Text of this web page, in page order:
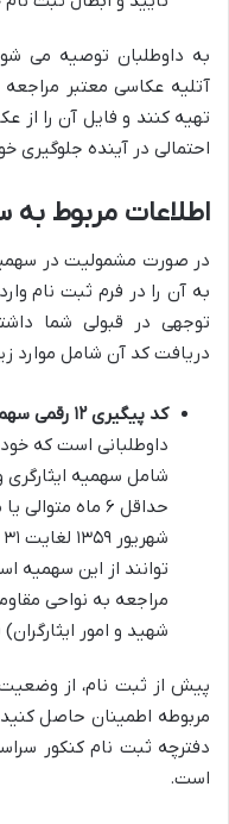
به داوطلبان توصیه می
آتلیه عکاسی معتبر
تهیه کنند و فایل آن را از
احتمالی در آینده جلوگیری
اطلاعات مربوط به
در صورت مشمولیت در
به آن را در فرم ثبت نام
توجهی در قبولی شما
دریافت کد آن شامل موارد
کد پیگیری ۱۲ رقمی سهمیه ایثارگران و رزمندگان:
داوطلبانی است که خود
شامل سهمیه ایثارگری
توانند از این سهمیه
مراجعه به نواحی
شهید و امور
پیش از ثبت نام، از
مربوطه اطمینان حاصل
است.